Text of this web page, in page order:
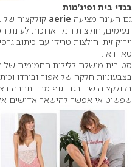
בגדי בית ופיג’מות
גם העונה מציעה aerie קולקציה של
ונעימים, חולצות הנלי ארוכות לעונת
וירוק זית. חולצות טריקו עם כיתוב
טאי דאי.
סט בית מושלם ללילות החמימים של
בצבעוניות חלקה של אפור ובורדו
בקולקציה שני בגדי גוף מבד תחרה
שפשוט אי אפשר להישאר אדישים